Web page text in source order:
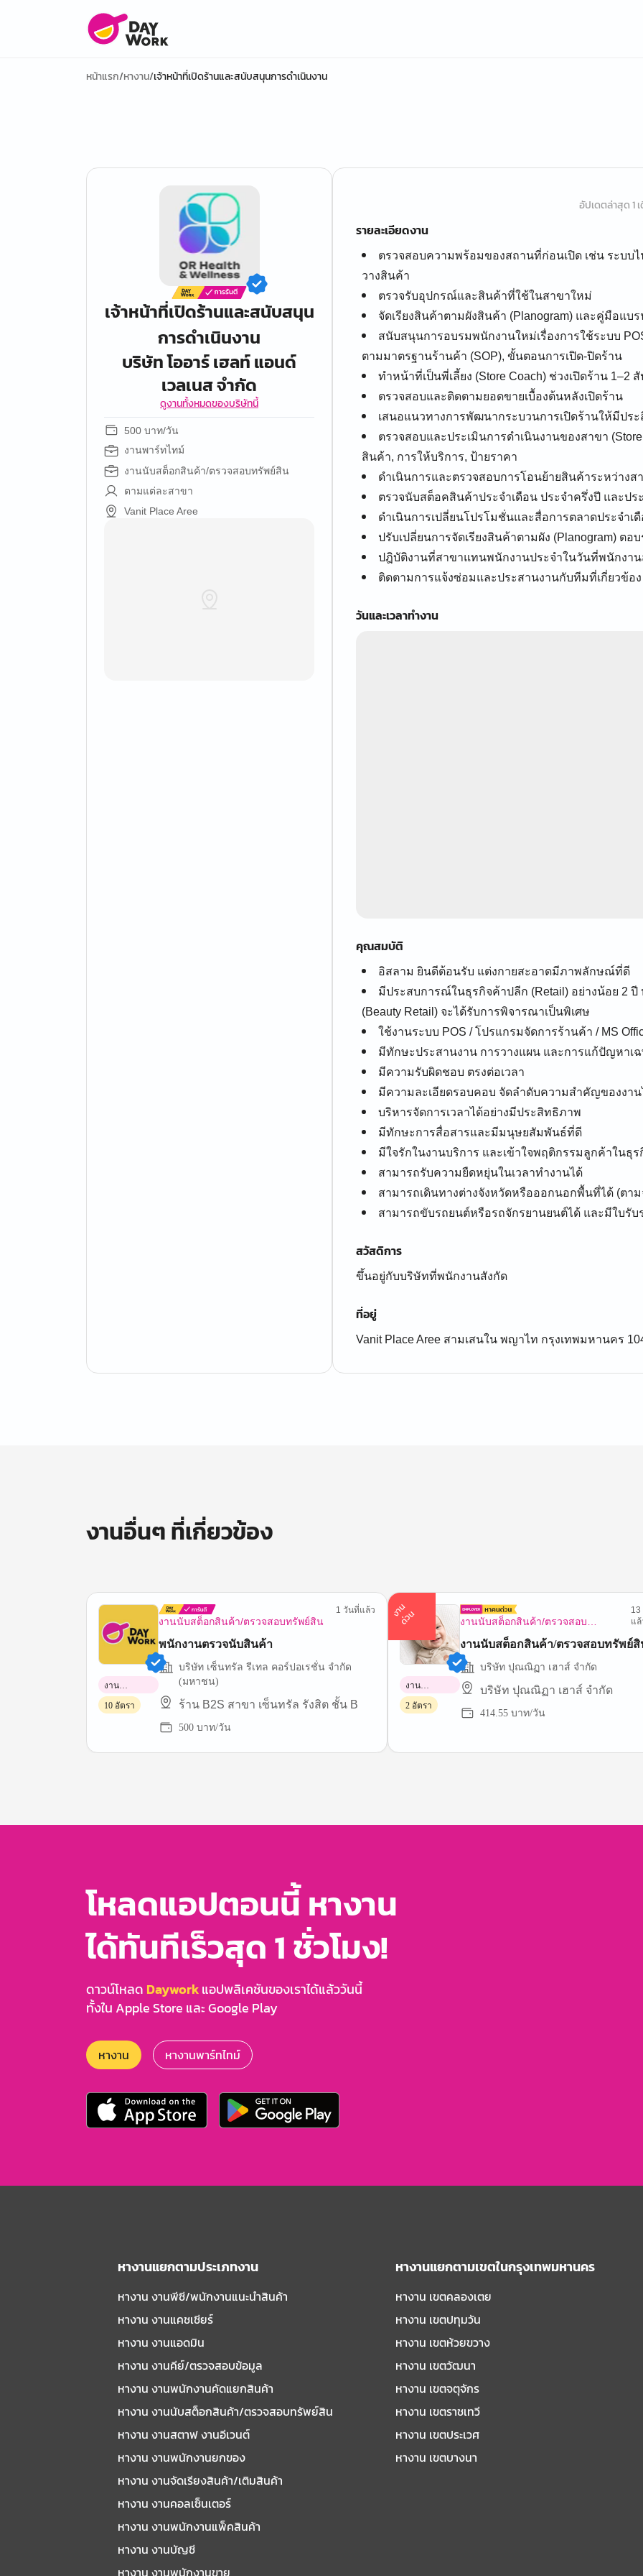
หน้าแรก/หางาน/เจ้าหน้าที่เปิดร้านและสนับสนุนการดำเนินงาน
เจ้าหน้าที่เปิดร้านและสนับสนุน
การดำเนินงาน
บริษัท โออาร์ เฮลท์ แอนด์
เวลเนส จำกัด
ดูงานทั้งหมดของบริษัทนี้
500 บาท/วัน
งานพาร์ทไทม์
งานนับสต็อกสินค้า/ตรวจสอบทรัพย์สิน
ตามแต่ละสาขา
Vanit Place Aree
อัปเดตล่าสุด 1
รายละเอียดงาน
ตรวจสอบความพร้อมของสถานที่ก่อนเปิด เช่น ระบบ
วางสินค้า
ตรวจรับอุปกรณ์และสินค้าที่ใช้ในสาขาใหม่
จัดเรียงสินค้าตามผังสินค้า (Planogram) และคู่มือแบ
สนับสนุนการอบรมพนักงานใหม่เรื่องการใช้ระบบ
ตามมาตรฐานร้านค้า (SOP), ขั้นตอนการเปิด-ปิดร้าน
ทำหน้าที่เป็นพี่เลี้ยง (Store Coach) ช่วงเปิดร้าน 1–2
ตรวจสอบและติดตามยอดขายเบื้องต้นหลังเปิดร้าน
เสนอแนวทางการพัฒนากระบวนการเปิดร้านให้มีปร
ตรวจสอบและประเมินการดำเนินงานของสาขา
สินค้า, การให้บริการ, ป้ายราคา
ดำเนินการและตรวจสอบการโอนย้ายสินค้าระหว่างส
ตรวจนับสต็อคสินค้าประจำเดือน ประจำครึ่งปี และปร
ดำเนินการเปลี่ยนโปรโมชั่นและสื่อการตลาดประจำเ
ปรับเปลี่ยนการจัดเรียงสินค้าตามผัง (Planogram) ตอ
ปฎิบัติงานที่สาขาแทนพนักงานประจำในวันที่พนักงา
ติดตามการแจ้งซ่อมและประสานงานกับทีมที่เกี่ยวข้อง
วันและเวลาทำงาน
คุณสมบัติ
อิสลาม ยินดีต้อนรับ แต่งกายสะอาดมีภาพลักษณ์ที่ดี
มีประสบการณ์ในธุรกิจค้าปลีก (Retail) อย่างน้อย 2
(Beauty Retail) จะได้รับการพิจารณาเป็นพิเศษ
ใช้งานระบบ POS / โปรแกรมจัดการร้านค้า / MS
มีทักษะประสานงาน การวางแผน และการแก้ปัญหาเ
มีความรับผิดชอบ ตรงต่อเวลา
มีความละเอียดรอบคอบ จัดลำดับความสำคัญของงาน
บริหารจัดการเวลาได้อย่างมีประสิทธิภาพ
มีทักษะการสื่อสารและมีมนุษยสัมพันธ์ที่ดี
มีใจรักในงานบริการ และเข้าใจพฤติกรรมลูกค้าในธุ
สามารถรับความยืดหยุ่นในเวลาทำงานได้
สามารถเดินทางต่างจังหวัดหรือออกนอกพื้นที่ได้ (ตาม
สามารถขับรถยนต์หรือรถจักรยานยนต์ได้ และมีใบรั
สวัสดิการ
ขึ้นอยู่กับบริษัทที่พนักงานสังกัด
ที่อยู่
Vanit Place Aree สามเสนใน พญาไท กรุงเทพมหานคร
งานอื่นๆ ที่เกี่ยวข้อง
งานนับสต็อกสินค้า/ตรวจสอบทรัพย์สิน
1 วันที่แล้ว
พนักงานตรวจนับสินค้า
บริษัท เซ็นทรัล รีเทล คอร์ปอเรชั่น จำกัด
(มหาชน)
ร้าน B2S สาขา เซ็นทรัล รังสิต ชั้น B
500 บาท/วัน
งาน
พาร์ทไทม์
10 อัตรา
ง
า
น
ด่
ว
น
งานนับสต็อกสินค้า/ตรวจสอบ
ทรัพย์สิน
แ
งานนับสต็อกสินค้า/ตรวจสอบทรัพย์สิ
บริษัท ปุณณิฏา เฮาส์ จำกัด
บริษัท ปุณณิฏา เฮาส์ จำกัด
414.55 บาท/วัน
งาน
พาร์ทไทม์
2 อัตรา
โหลดแอปตอนนี้ หางาน
ได้ทันทีเร็วสุด 1 ชั่วโมง!
ดาวน์โหลด Dayworkแอปพลิเคชันของเราได้แล้ววันนี้
ทั้งใน Apple Store และ Google Play
หางาน หางานพาร์ทไทม์
หางานแยกตามประเภทงาน
หางาน งานพีซี/พนักงานแนะนําสินค้า
หางาน งานแคชเชียร์
หางาน งานแอดมิน
หางาน งานคีย์/ตรวจสอบข้อมูล
หางาน งานพนักงานคัดแยกสินค้า
หางาน งานนับสต็อกสินค้า/ตรวจสอบทรัพย์สิน
หางาน งานสตาฟ งานอีเวนต์
หางาน งานพนักงานยกของ
หางาน งานจัดเรียงสินค้า/เติมสินค้า
หางาน งานคอลเซ็นเตอร์
หางาน งานพนักงานแพ็คสินค้า
หางาน งานบัญชี
หางาน งานพนักงานขาย
หางานแยกตามเขตในกรุงเทพมหานคร
หางาน เขตคลองเตย
หางาน เขตปทุมวัน
หางาน เขตห้วยขวาง
หางาน เขตวัฒนา
หางาน เขตจตุจักร
หางาน เขตราชเทวี
หางาน เขตประเวศ
หางาน เขตบางนา